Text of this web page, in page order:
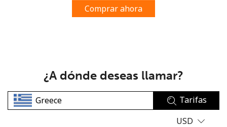
Comprar ahora
¿A dónde deseas llamar?
Tarifas
USD